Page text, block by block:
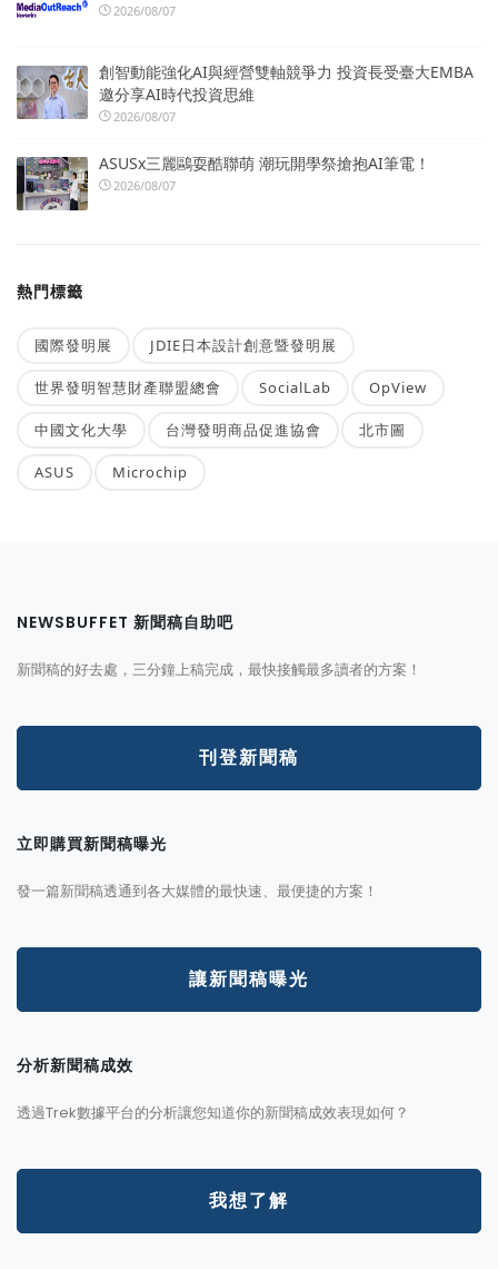
2026/08/07
創智動能強化AI與經營雙軸競爭力 投資長受臺大EMBA
邀分享AI時代投資思維
2026/08/07
ASUSx三麗鷗耍酷聯萌 潮玩開學祭搶抱AI筆電！
2026/08/07
熱門標籤
國際發明展 JDIE日本設計創意暨發明展
世界發明智慧財產聯盟總會 SocialLab OpView
中國文化大學 台灣發明商品促進協會 北市圖
ASUS Microchip
NEWSBUFFET 新聞稿自助吧
新聞稿的好去處，三分鐘上稿完成，最快接觸最多讀者的方案！
刊登新聞稿
立即購買新聞稿曝光
發一篇新聞稿透通到各大媒體的最快速、最便捷的方案！
讓新聞稿曝光
分析新聞稿成效
透過Trek數據平台的分析讓您知道你的新聞稿成效表現如何？
我想了解